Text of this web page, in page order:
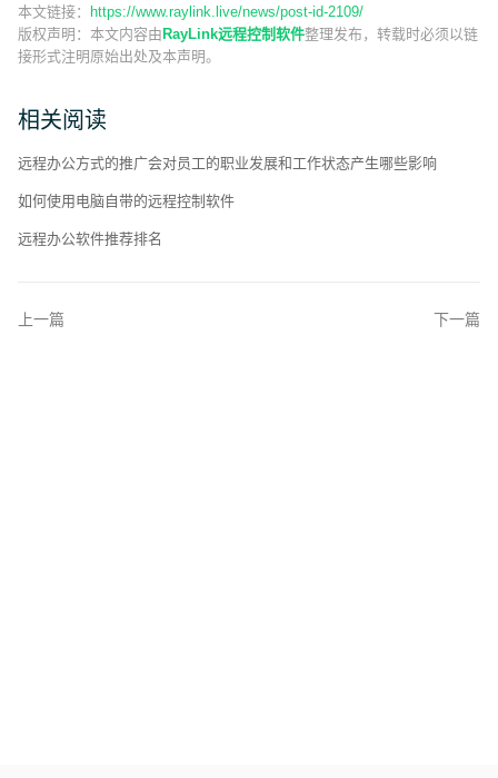
本文链接：
https://www.raylink.live/news/post-id-2109/
版权声明： 本文内容由 RayLink远程控制软件整理发布，转载时必须以链
接形式注明原始出处及本声明。
相关阅读
远程办公方式的推广会对员工的职业发展和工作状态产生哪些影响
如何使用电脑自带的远程控制软件
远程办公软件推荐排名
上一篇 下一篇